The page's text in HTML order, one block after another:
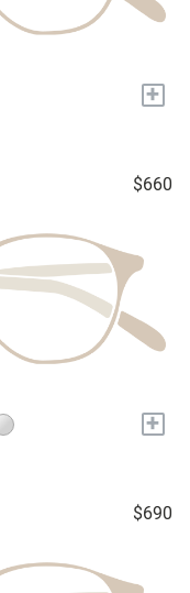
+
$660
+
$690